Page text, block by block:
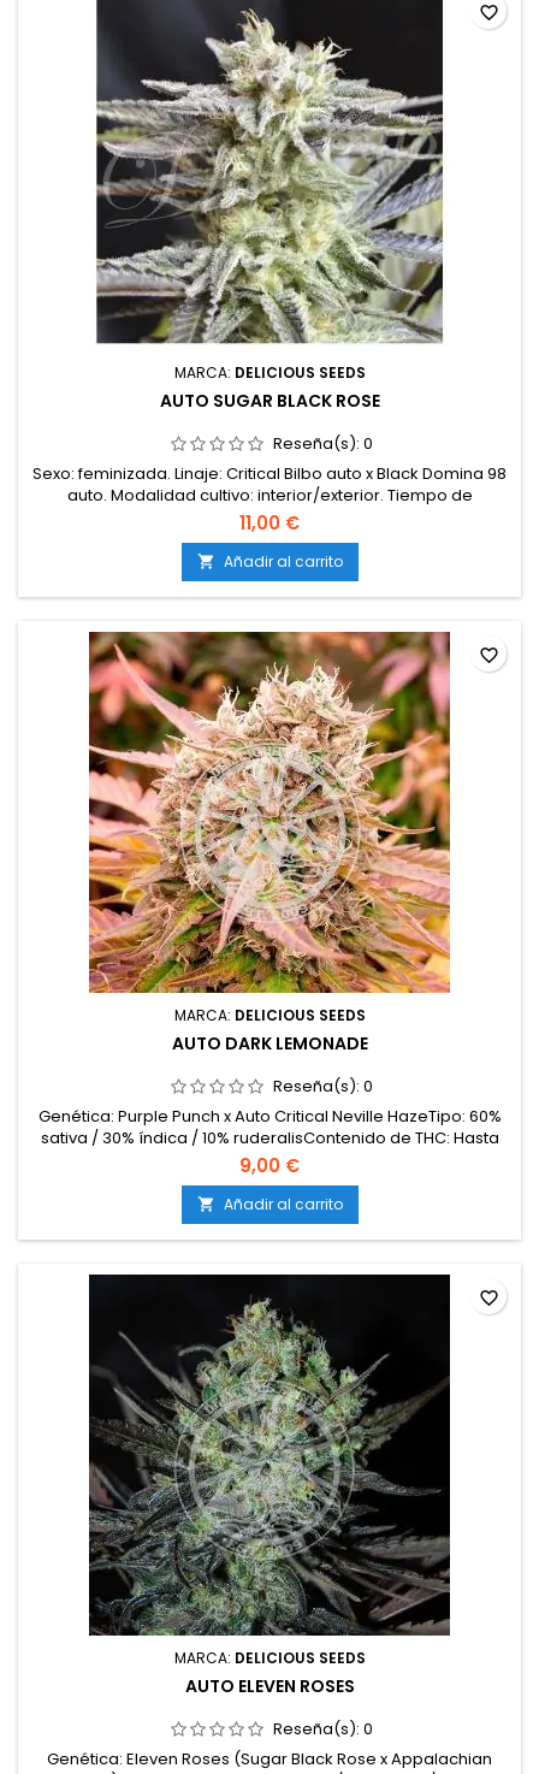
MARCA: DELICIOUS SEEDS
AUTO SUGAR BLACK ROSE
Reseña(s): 0
Sexo: feminizada. Linaje: Critical Bilbo auto x Black Domina 98
auto. Modalidad cultivo: interior/exterior. Tiempo de
maduración interior: 45-55 días Tiempo de maduración
exterior: 45-55 días Producción: 450-500/ m2 en interior y
más de 80gr por planta en exterior Sabor: uva madura y
flores con toque skunk Olor: afrutado/dulce anaranjado
Efecto:...
11,00 €
 Añadir al carrito
favorite_border
MARCA: DELICIOUS SEEDS
AUTO DARK LEMONADE
Reseña(s): 0
Genética: Purple Punch x Auto Critical Neville HazeTipo: 60%
sativa / 30% índica / 10% ruderalisContenido de THC: Hasta
19%Ciclo completo: 65–70 días desde la
germinaciónProducción en interior: 450–500
g/m²Producción en exterior: 80–130 g/plantaAltura: 90–120
cm en interior; hasta 140 cm en exteriorAromas y
sabores: Limón maduro,...
9,00 €
 Añadir al carrito
favorite_border
MARCA: DELICIOUS SEEDS
AUTO ELEVEN ROSES
Reseña(s): 0
Genética: Eleven Roses (Sugar Black Rose x Appalachian
favorite_border